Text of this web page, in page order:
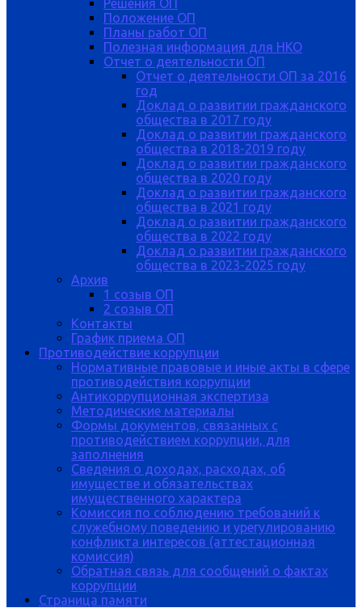
Решения ОП
Положение ОП
Планы работ ОП
Полезная информация для НКО
Отчет о деятельности ОП
Отчет о деятельности ОП за 2016
год
Доклад о развитии гражданского
общества в 2017 году
Доклад о развитии гражданского
общества в 2018-2019 году
Доклад о развитии гражданского
общества в 2020 году
Доклад о развитии гражданского
общества в 2021 году
Доклад о развитии гражданского
общества в 2022 году
Доклад о развитии гражданского
общества в 2023-2025 году
Архив
1 созыв ОП
2 созыв ОП
Контакты
График приема ОП
Противодействие коррупции
Нормативные правовые и иные акты в сфере
противодействия коррупции
Антикоррупционная экспертиза
Методические материалы
Формы документов, связанных с
противодействием коррупции, для
заполнения
Сведения о доходах, расходах, об
имуществе и обязательствах
имущественного характера
Комиссия по соблюдению требований к
служебному поведению и урегулированию
конфликта интересов (аттестационная
комиссия)
Обратная связь для сообщений о фактах
коррупции
Страница памяти